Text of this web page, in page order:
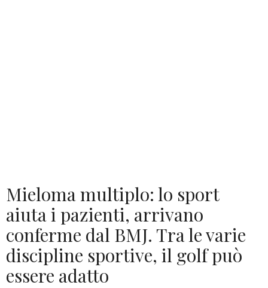
Mieloma multiplo: lo sport
aiuta i pazienti, arrivano
conferme dal BMJ. Tra le varie
discipline sportive, il golf può
essere adatto